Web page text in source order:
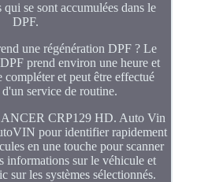
se sont accumulées dans le
DPF.
une régénération DPF ? Le
prend environ une heure et
compléter et peut être effectué
service de routine.
CRP129 HD. Auto Vin
pour identifier rapidement
en une touche pour scanner
informations sur le véhicule et
sur les systèmes sélectionnés.